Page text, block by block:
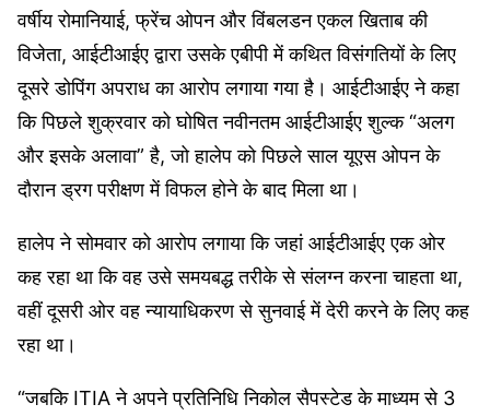
वर्षीय रोमानियाई, फ्रेंच ओपन और विंबलडन एकल खिताब की
विजेता, आईटीआईए द्वारा उसके एबीपी में कथित विसंगतियों के लिए
दूसरे डोपिंग अपराध का आरोप लगाया गया है। आईटीआईए ने कहा
कि पिछले शुक्रवार को घोषित नवीनतम आईटीआईए शुल्क “अलग
और इसके अलावा” है, जो हालेप को पिछले साल यूएस ओपन के
दौरान ड्रग परीक्षण में विफल होने के बाद मिला था।
हालेप ने सोमवार को आरोप लगाया कि जहां आईटीआईए एक ओर
कह रहा था कि वह उसे समयबद्ध तरीके से संलग्न करना चाहता था,
वहीं दूसरी ओर वह न्यायाधिकरण से सुनवाई में देरी करने के लिए कह
रहा था।
“जबकि ITIA ने अपने प्रतिनिधि निकोल सैपस्टेड के माध्यम से 3